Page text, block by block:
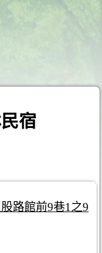
宿
路館前9巷1之9